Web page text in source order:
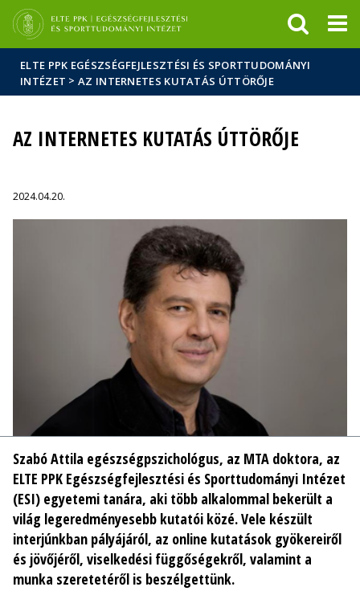
Hírek
Események
ELTE a
sajtóban
ELTE PPK EGÉSZSÉGFEJLESZTÉSI ÉS SPORTTUDOMÁNYI
INTÉZET > AZ INTERNETES KUTATÁS ÚTTÖRŐJE
AZ INTERNETES KUTATÁS ÚTTÖRŐJE
2024.04.20.
Szabó Attila egészségpszichológus, az MTA doktora, az
ELTE PPK Egészségfejlesztési és Sporttudományi Intézet
(ESI) egyetemi tanára, aki több alkalommal bekerült a
világ legeredményesebb kutatói közé. Vele készült
interjúnkban pályájáról, az online kutatások gyökereiről
és jövőjéről, viselkedési függőségekről, valamint a
munka szeretetéről is beszélgettünk.